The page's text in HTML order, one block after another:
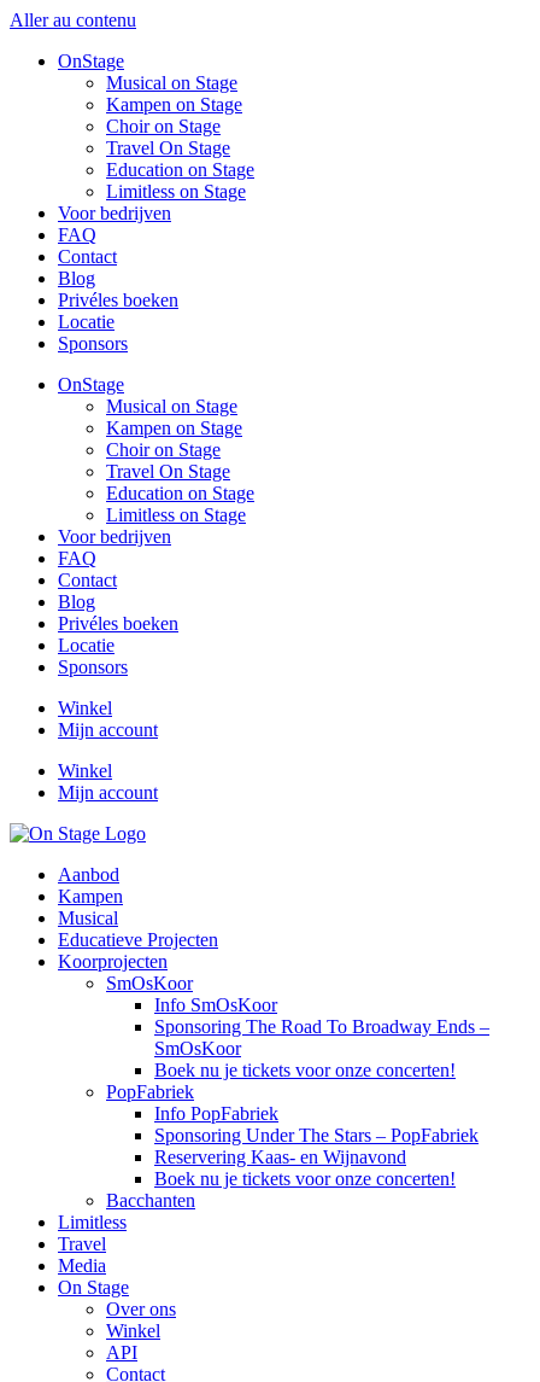
Aller au contenu
OnStage
Musical on Stage
Kampen on Stage
Choir on Stage
Travel On Stage
Education on Stage
Limitless on Stage
Voor bedrijven
FAQ
Contact
Blog
Privéles boeken
Locatie
Sponsors
OnStage
Musical on Stage
Kampen on Stage
Choir on Stage
Travel On Stage
Education on Stage
Limitless on Stage
Voor bedrijven
FAQ
Contact
Blog
Privéles boeken
Locatie
Sponsors
Winkel
Mijn account
Winkel
Mijn account
Aanbod
Kampen
Musical
Educatieve Projecten
Koorprojecten
SmOsKoor
Info SmOsKoor
Sponsoring The Road To Broadway Ends –
SmOsKoor
Boek nu je tickets voor onze concerten!
PopFabriek
Info PopFabriek
Sponsoring Under The Stars – PopFabriek
Reservering Kaas- en Wijnavond
Boek nu je tickets voor onze concerten!
Bacchanten
Limitless
Travel
Media
On Stage
Over ons
Winkel
API
Contact